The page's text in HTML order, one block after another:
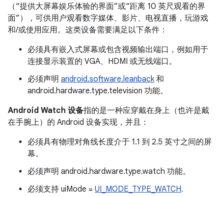
（“提供大屏幕娱乐体验的界面”或“距离 10 英尺观看的界
面”），可供用户观看数字媒体、影片、电视直播，玩游戏
和/或使用应用。这类设备需要满足以下条件：
必须具有嵌入式屏幕或包含视频输出端口，例如用于
连接显示装置的 VGA、HDMI 或无线端口。
必须声明 android.software.leanback和
android.hardware.type.television 功能。
Android Watch 设备指的是一种应穿戴在身上（也许是戴
在手腕上）的 Android 设备实现，并且：
必须具有物理对角线长度介于 1.1 到 2.5 英寸之间的屏
幕。
必须声明 android.hardware.type.watch 功能。
必须支持 uiMode = UI_MODE_TYPE_WATCH.